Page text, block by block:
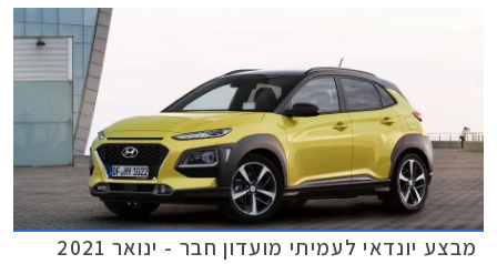
מבצע יונדאי לעמיתי מועדון חבר - ינואר 2021